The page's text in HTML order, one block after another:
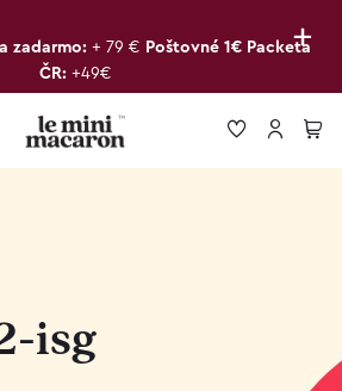
+
zadarmo: + 79 € Poštovné 1€ Packeta
ČR: +49€
isg